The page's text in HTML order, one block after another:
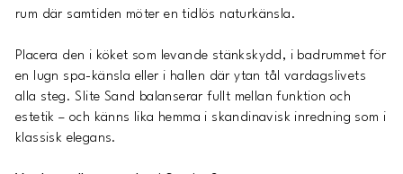
rum där samtiden möter en tidlös naturkänsla.
Placera den i köket som levande stänkskydd, i badrummet för
en lugn spa-känsla eller i hallen där ytan tål vardagslivets
alla steg. Slite Sand balanserar fullt mellan funktion och
estetik – och känns lika hemma i skandinavisk inredning som i
klassisk elegans.